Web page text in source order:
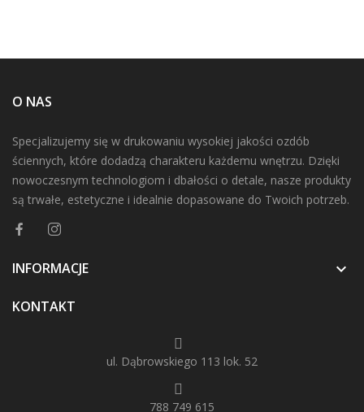
O NAS
Specjalizujemy się w drukowaniu wysokiej jakości ozdób
ściennych, które dodadzą charakteru każdemu wnętrzu. Dzięki
nowoczesnym technologiom i dbałości o detale, nasze produkty
są trwałe, estetyczne i idealnie dopasowane do Twoich potrzeb.
INFORMACJE 
KONTAKT
ul. Dąbrowskiego 113 lok. 52
788 749 615